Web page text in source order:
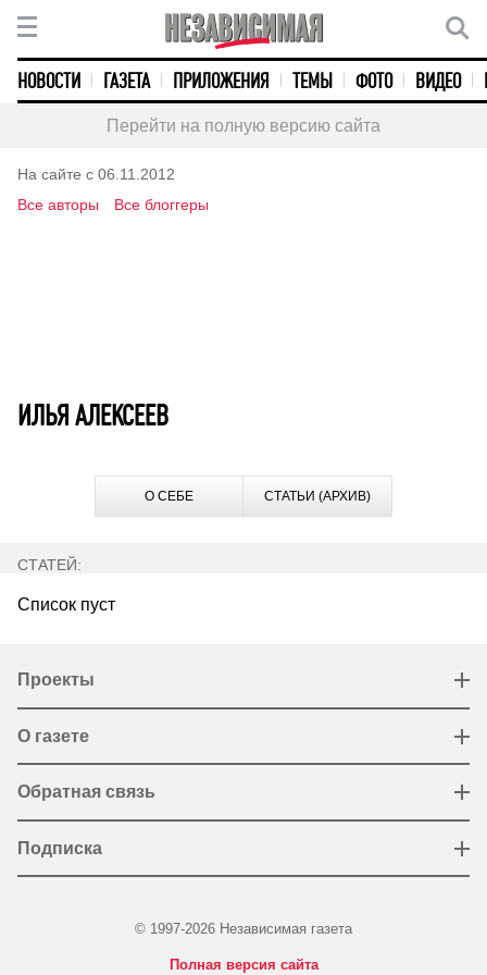
НОВОСТИ ГАЗЕТА ПРИЛОЖЕНИЯ ТЕМЫ ФОТО ВИДЕО
Перейти на полную версию сайта
На сайте с 06.11.2012
Все авторы
Все блоггеры
ИЛЬЯ АЛЕКСЕЕВ
О СЕБЕ СТАТЬИ (АРХИВ)
СТАТЕЙ:
Список пуст
Проекты
О газете
Обратная связь
Подписка
© 1997-2026 Независимая газета
Полная версия сайта